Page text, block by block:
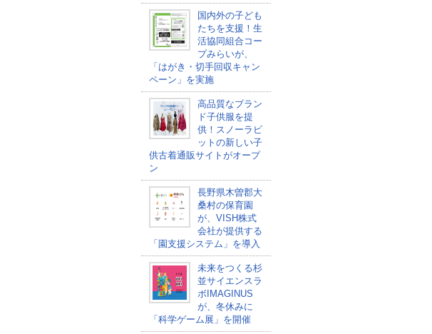
国内外の子ども
たちを支援！生
活協同組合コー
プみらいが、
「はがき・切手回収キャン
ペーン」を実施
高品質なブラン
ド子供服を提
供！スノーラビ
ットの新しい子
供古着通販サイトがオープ
ン
長野県木曽郡大
桑村の保育園
が、VISH株式
会社が提供する
「園支援システム」を導入
未来をつくる杉
並サイエンスラ
ボIMAGINUS
が、冬休みに
「科学ゲーム展」を開催